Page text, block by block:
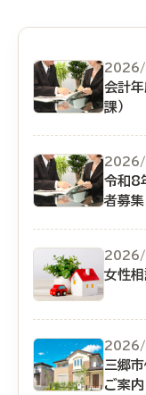
会計年
課）
令和8
者募集
女性
三郷
ご案内